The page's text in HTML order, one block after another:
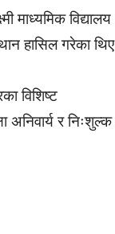
माध्यमिक विद्यालय
हासिल गरेका थिए
विशिष्ट
अनिवार्य र निःशुल्क